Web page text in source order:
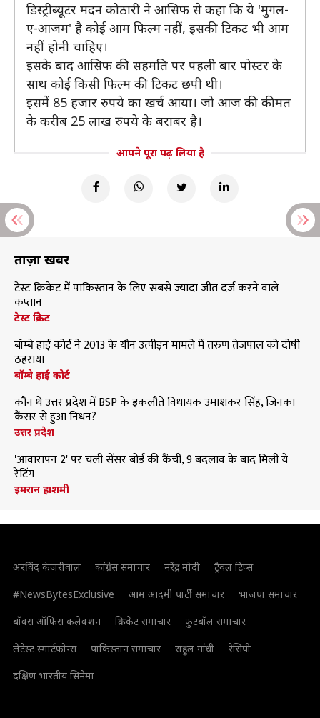
डिस्ट्रीब्यूटर मदन कोठारी ने आसिफ से कहा कि ये 'मुगल-
ए-आजम' है कोई आम फिल्म नहीं, इसकी टिकट भी आम
नहीं होनी चाहिए।
इसके बाद आसिफ की सहमति पर पहली बार पोस्टर के
साथ कोई किसी फिल्म की टिकट छपी थी।
इसमें 85 हजार रुपये का खर्च आया। जो आज की कीमत
के करीब 25 लाख रुपये के बराबर है।
आपने पूरा पढ़ लिया है
ताज़ा खबरें
टेस्ट क्रिकेट में पाकिस्तान के लिए सबसे ज्यादा जीत दर्ज करने वाले
कप्तान
टेस्ट क्रिकेट
बॉम्बे हाई कोर्ट ने 2013 के यौन उत्पीड़न मामले में तरुण तेजपाल को दोषी
ठहराया
बॉम्बे हाई कोर्ट
कौन थे उत्तर प्रदेश में BSP के इकलौते विधायक उमाशंकर सिंह, जिनका
कैंसर से हुआ निधन?
उत्तर प्रदेश
'आवारापन 2' पर चली सेंसर बोर्ड की कैंची, 9 बदलाव के बाद मिली ये
रेटिंग
इमरान हाशमी
अरविंद केजरीवाल कांग्रेस समाचार नरेंद्र मोदी
ट्रैवल टिप्स
#NewsBytesExclusive
आम आदमी पार्टी समाचार
भाजपा समाचार
बॉक्स ऑफिस कलेक्शन
क्रिकेट समाचार
फुटबॉल समाचार
लेटेस्ट स्मार्टफोन्स
पाकिस्तान समाचार राहुल गांधी
रेसिपी
दक्षिण भारतीय सिनेमा